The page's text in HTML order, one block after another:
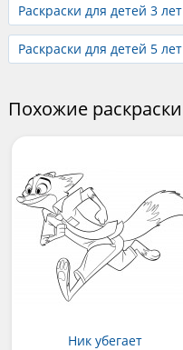
Раскраски для детей 3 лет
Раскраски для детей 5 лет
Похожие раскраски
Ник убегает